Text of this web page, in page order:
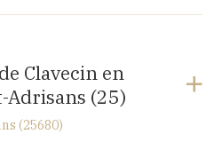
(39)
ARBOIS
Clavecin en
Adrisans (25)
(25680)